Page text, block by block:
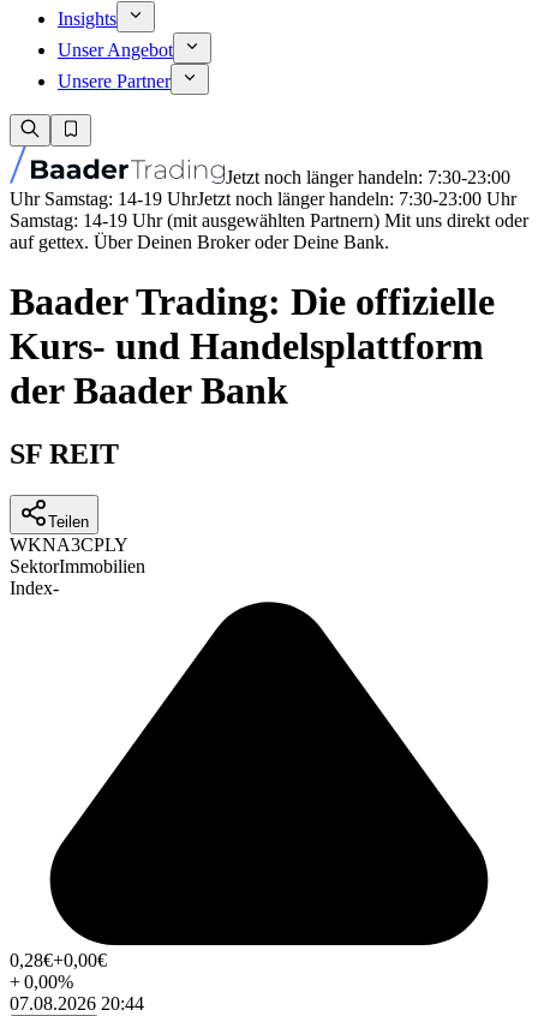
Insights
Unser Angebot
Unsere Partner
Jetzt noch länger handeln: 7:30-23:00
Uhr Samstag: 14-19 UhrJetzt noch länger handeln: 7:30-23:00 Uhr
Samstag: 14-19 Uhr (mit ausgewählten Partnern) Mit uns direkt oder
auf gettex. Über Deinen Broker oder Deine Bank.
Baader Trading: Die offizielle
Kurs- und Handelsplattform
der Baader Bank
SF REIT
Teilen
WKNA3CPLY
SektorImmobilien
Index-
0,28€+0,00€
+0,00%
07.08.2026 20:44